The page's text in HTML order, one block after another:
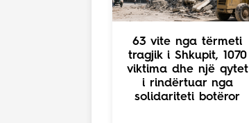
63 vite nga tërmeti
tragjik i Shkupit, 1070
viktima dhe një qytet
i rindërtuar nga
solidariteti botëror